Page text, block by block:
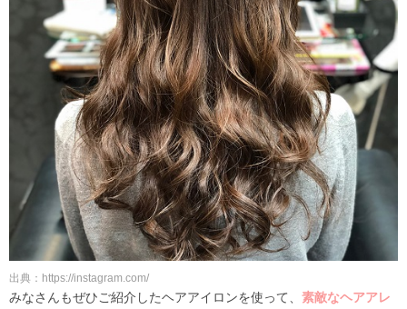
出典：https://instagram.com/
みなさんもぜひご紹介したヘアアイロンを使って、 素敵なヘアアレ